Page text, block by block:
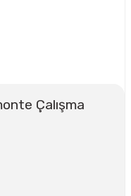
Çalışma